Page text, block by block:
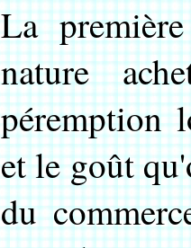
La
nature
péremption
et le goût
du